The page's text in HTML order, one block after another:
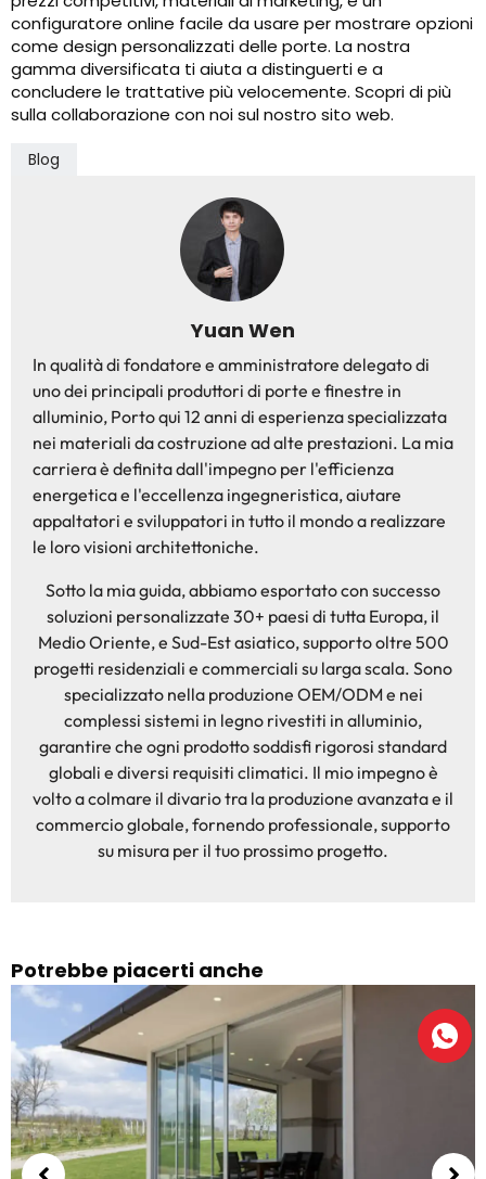
configuratore online facile da usare per mostrare opzioni
come design personalizzati delle porte. La nostra
gamma diversificata ti aiuta a distinguerti e a
concludere le trattative più velocemente. Scopri di più
sulla collaborazione con noi sul nostro sito web.
Blog
Yuan Wen
In qualità di fondatore e amministratore delegato di
uno dei principali produttori di porte e finestre in
alluminio, Porto qui 12 anni di esperienza specializzata
nei materiali da costruzione ad alte prestazioni. La mia
carriera è definita dall'impegno per l'efficienza
energetica e l'eccellenza ingegneristica, aiutare
appaltatori e sviluppatori in tutto il mondo a realizzare
le loro visioni architettoniche.
Sotto la mia guida, abbiamo esportato con successo
soluzioni personalizzate 30+ paesi di tutta Europa, il
Medio Oriente, e Sud-Est asiatico, supporto oltre 500
progetti residenziali e commerciali su larga scala. Sono
specializzato nella produzione OEM/ODM e nei
complessi sistemi in legno rivestiti in alluminio,
garantire che ogni prodotto soddisfi rigorosi standard
globali e diversi requisiti climatici. Il mio impegno è
volto a colmare il divario tra la produzione avanzata e il
commercio globale, fornendo professionale, supporto
su misura per il tuo prossimo progetto.
Potrebbe piacerti anche